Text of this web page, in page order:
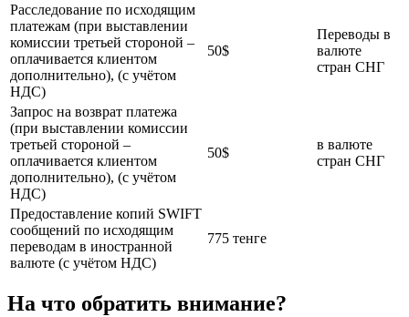
Расследование по исходящим
платежам (при выставлении
комиссии третьей стороной –
оплачивается клиентом
дополнительно), (с учётом
НДС)
50$
Переводы в
валюте
стран СНГ
Запрос на возврат платежа
(при выставлении комиссии
третьей стороной –
оплачивается клиентом
дополнительно), (с учётом
НДС)
50$
в валюте
стран СНГ
Предоставление копий SWIFT
сообщений по исходящим
переводам в иностранной
валюте (с учётом НДС)
775 тенге
На что обратить внимание?